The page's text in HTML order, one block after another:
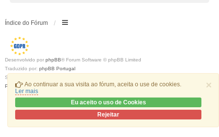
×
Ao continuar a sua visita ao fórum, aceita o use de cookies.
Ler mais
Eu aceito o uso de Cookies
Rejeitar
Índice do Fórum
Desenvolvido por phpBB® Forum Software © phpBB Limited
Traduzido por: phpBB Portugal
Style
Privacidade|Termos